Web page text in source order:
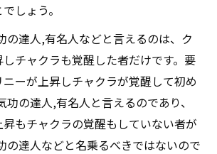
しょう。
の達人,有名人などと言えるのは、ク
チャクラも覚醒した者だけです。要
ーが上昇しチャクラが覚醒して初め
の達人,有名人と言えるのであり、
もチャクラの覚醒もしていない者が
の達人などと名乗るべきではないので